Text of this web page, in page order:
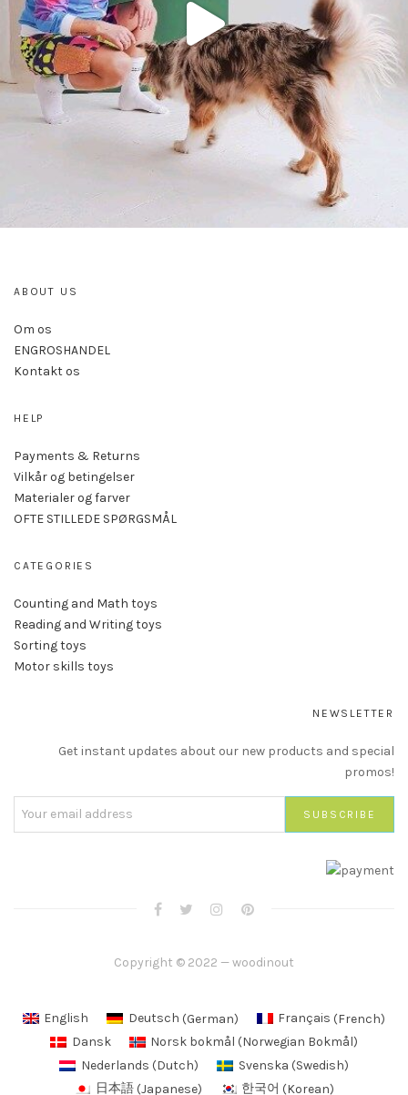
ABOUT US
Om os
ENGROSHANDEL
Kontakt os
HELP
Payments & Returns
Vilkår og betingelser
Materialer og farver
OFTE STILLEDE SPØRGSMÅL
CATEGORIES
Counting and Math toys
Reading and Writing toys
Sorting toys
Motor skills toys
NEWSLETTER
Get instant updates about our new products and special
promos!
Copyright © 2022 — woodinout
English Deutsch (German) Français (French)
Dansk
Norsk bokmål (Norwegian Bokmål)
Nederlands (Dutch) Svenska (Swedish)
日本語(Japanese) 한국어 (Korean)